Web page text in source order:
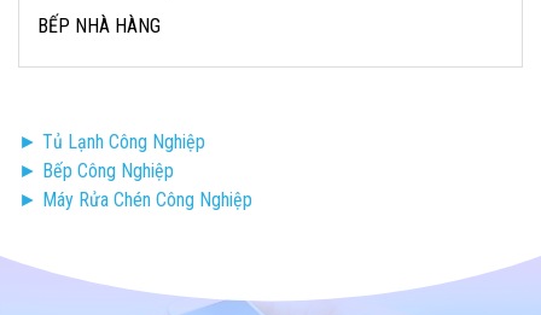
BẾP NHÀ HÀNG
► Tủ Lạnh Công Nghiệp
► Bếp Công Nghiệp
► Máy Rửa Chén Công Nghiệp